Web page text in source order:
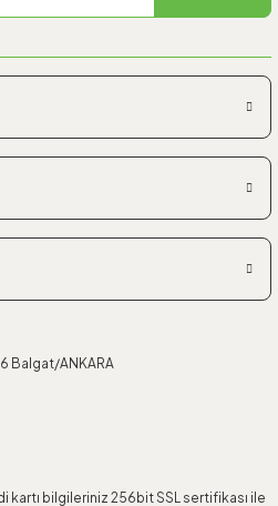
Balgat/ANKARA
kartı bilgileriniz 256bit SSL sertifikası ile